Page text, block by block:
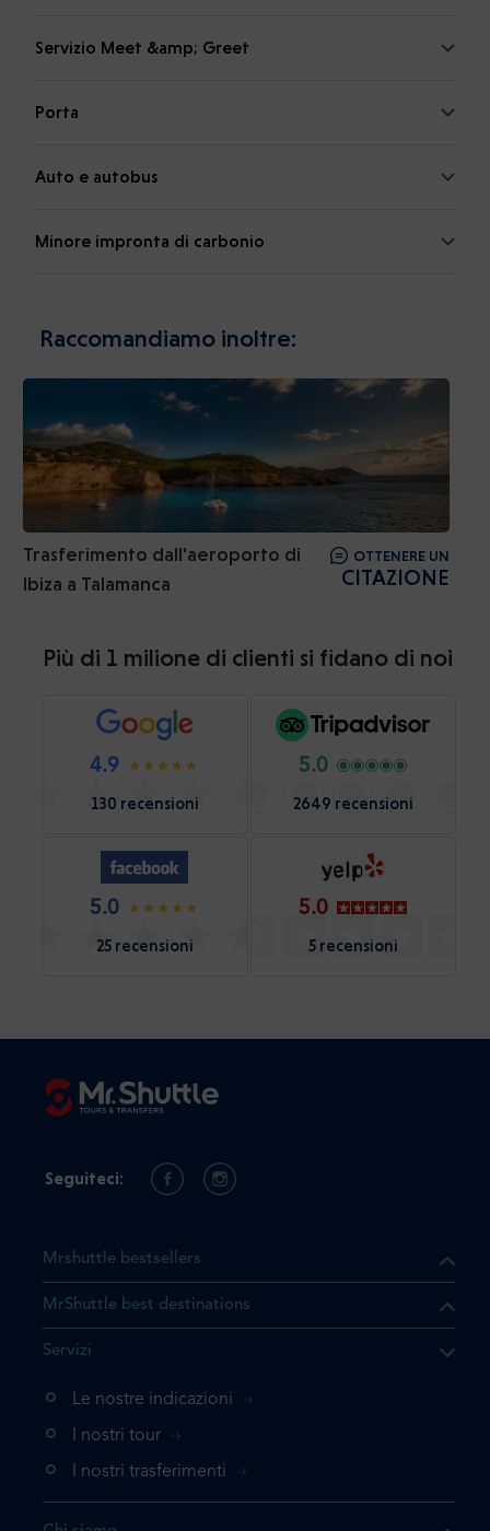
Servizio Meet &amp; Greet
Porta
Auto e autobus
Minore impronta di carbonio
Raccomandiamo inoltre:
Trasferimento dall'aeroporto di
Ibiza a Talamanca
OTTENERE UN
CITAZIONE
Più di 1 milione di clienti si fidano di noi
4.9
130 recensioni
5.0
2649 recensioni
5.0
25 recensioni
5.0
5 recensioni
il prodotto che state
nuovamente, la
Mrshuttle bestsellers
MrShuttle best destinations
Servizi
Le nostre indicazioni
I nostri tour
I nostri trasferimenti
Seguiteci: